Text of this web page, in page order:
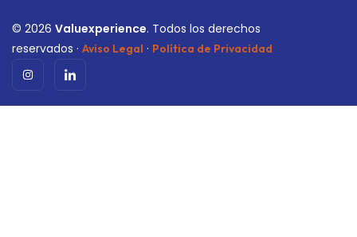
© 2026 Valuexperience. Todos los derechos
reservados · Aviso Legal · Política de Privacidad